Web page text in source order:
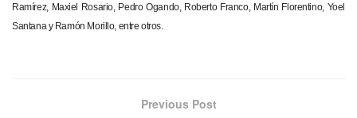
Ramírez, Maxiel Rosario, Pedro Ogando, Roberto Franco, Martín Florentino, Yoel
Santana y Ramón Morillo, entre otros.
Previous Post